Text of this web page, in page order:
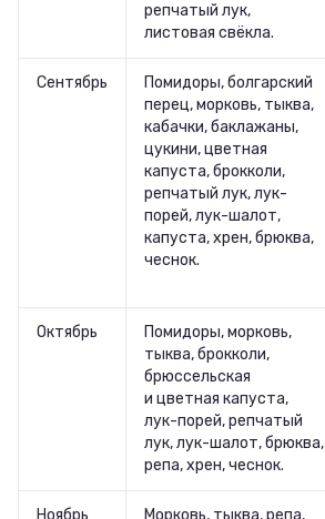
репчатый лук,
листовая свёкла.
Сентябрь
Помидоры, болгарский
перец, морковь, тыква,
кабачки, баклажаны,
цукини, цветная
капуста, брокколи,
репчатый лук, лук-
порей, лук-шалот,
капуста, хрен, брюква,
чеснок.
Октябрь
Помидоры, морковь,
тыква, брокколи,
брюссельская
и цветная капуста,
лук-порей, репчатый
лук, лук-шалот, брюква,
репа, хрен, чеснок.